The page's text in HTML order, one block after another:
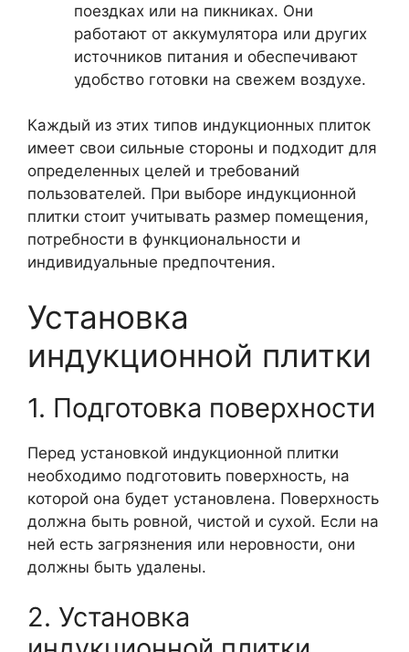
поездках или на пикниках. Они
работают от аккумулятора или других
источников питания и обеспечивают
удобство готовки на свежем воздухе.
Каждый из этих типов индукционных плиток
имеет свои сильные стороны и подходит для
определенных целей и требований
пользователей. При выборе индукционной
плитки стоит учитывать размер помещения,
потребности в функциональности и
индивидуальные предпочтения.
Установка
индукционной плитки
1. Подготовка поверхности
Перед установкой индукционной плитки
необходимо подготовить поверхность, на
которой она будет установлена. Поверхность
должна быть ровной, чистой и сухой. Если на
ней есть загрязнения или неровности, они
должны быть удалены.
2. Установка